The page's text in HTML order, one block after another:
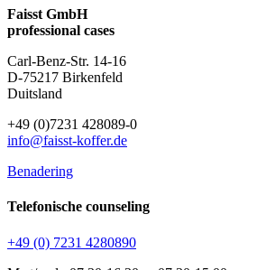
Faisst GmbH
professional cases
Carl-Benz-Str. 14-16
D-75217 Birkenfeld
Duitsland
+49 (0)7231 428089-0
info@faisst-koffer.de
Benadering
Telefonische counseling
+49 (0) 7231 4280890